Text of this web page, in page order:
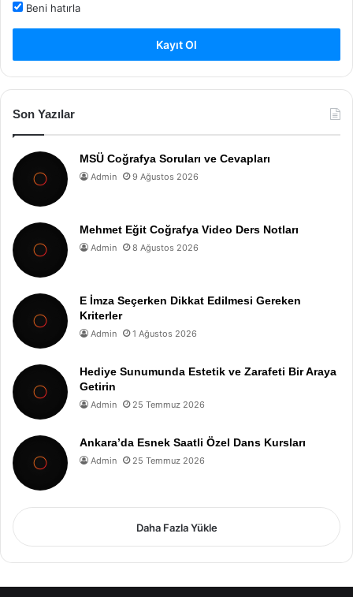
Beni hatırla
Kayıt Ol
Son Yazılar
MSÜ Coğrafya Soruları ve Cevapları
Admin 9 Ağustos 2026
Mehmet Eğit Coğrafya Video Ders Notları
Admin 8 Ağustos 2026
E İmza Seçerken Dikkat Edilmesi Gereken
Kriterler
Admin 1 Ağustos 2026
Hediye Sunumunda Estetik ve Zarafeti Bir Araya
Getirin
Admin 25 Temmuz 2026
Ankara’da Esnek Saatli Özel Dans Kursları
Admin 25 Temmuz 2026
Daha Fazla Yükle